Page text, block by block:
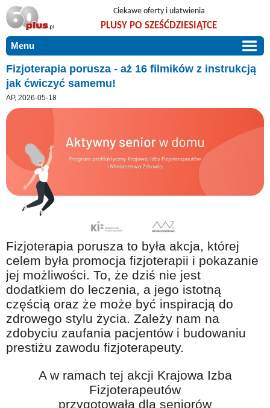
Ciekawe oferty i ułatwienia
PLUSY PO SZEŚĆDZIESIĄTCE
Menu
START
PROMOCJE
ARTYKUŁY
Użyteczne porady
Szlachetne zdrowie
Mieszkaj wygodnie i bez barier
Warto wiedzieć!
Taniej, okazyjnie, specjalnie dla 60plus
Na wesoło
Hobby i pasje
Żyj aktywnie
60plus - najcenniejsi klienci
Warto naśladować
Coś dla ducha
ZGŁOŚ OFERTĘ
O NAS
KONTAKT
Fizjoterapia porusza - aż 16 filmików z instrukcją
jak ćwiczyć samemu!
AP, 2026-05-18
Fizjoterapia porusza to była akcja, której
celem była promocja fizjoterapii i pokazanie
jej możliwości. To, że dziś nie jest
dodatkiem do leczenia, a jego istotną
częścią oraz że może być inspiracją do
zdrowego stylu życia. Zależy nam na
zdobyciu zaufania pacjentów i budowaniu
prestiżu zawodu fizjoterapeuty.
A w ramach tej akcji Krajowa Izba
Fizjoterapeutów
przygotowała dla seniorów